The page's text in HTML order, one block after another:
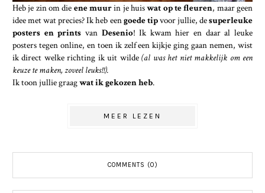
Heb je zin om die ene muurin je huiswat op te fleuren, maar geen
idee met wat precies? Ik heb eengoede tipvoor jullie, desuperleuke
posters en prints van Desenio! Ik kwam hier en daar al leuke
posters tegen online, en toen ik zelf een kijkje ging gaan nemen, wist
ik direct welke richting ik uit wilde(al was het niet makkelijk om een
keuze te maken, zoveel leuks!!).
Ik toon jullie graagwat ik gekozen heb.
MEER LEZEN
COMMENTS (0)